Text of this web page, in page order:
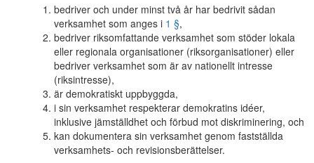
bedriver och under minst två år har bedrivit sådan
verksamhet som anges i 1 §,
bedriver riksomfattande verksamhet som stöder lokala
eller regionala organisationer (riksorganisationer) eller
bedriver verksamhet som är av nationellt intresse
(riksintresse),
är demokratiskt uppbyggda,
i sin verksamhet respekterar demokratins idéer,
inklusive jämställdhet och förbud mot diskriminering, och
kan dokumentera sin verksamhet genom fastställda
verksamhets- och revisionsberättelser.